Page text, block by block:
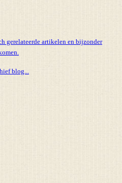
gerelateerde artikelen en bijzonder
blog...